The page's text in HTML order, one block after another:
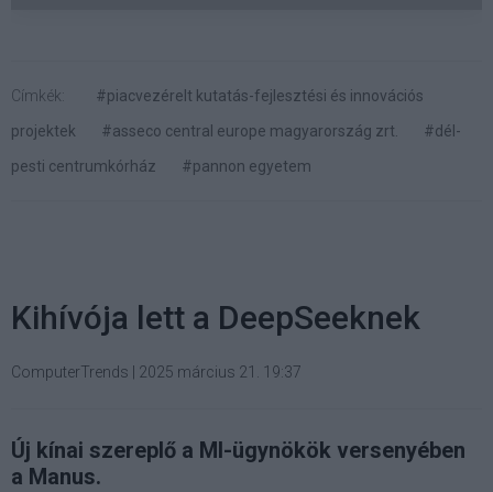
Címkék:
#piacvezérelt kutatás-fejlesztési és innovációs
projektek
#asseco central europe magyarország zrt.
#dél-
pesti centrumkórház
#pannon egyetem
Kihívója lett a DeepSeeknek
ComputerTrends 2025 március 21. 19:37
Új kínai szereplő a MI-ügynökök versenyében
a Manus.